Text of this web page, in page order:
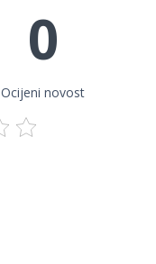
0
Ocijeni novost